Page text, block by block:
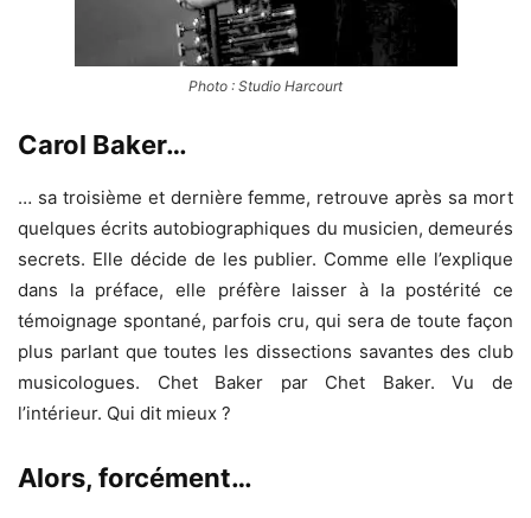
Photo : Studio Harcourt
Carol Baker…
… sa troisième et dernière femme, retrouve après sa mort
quelques écrits autobiographiques du musicien, demeurés
secrets. Elle décide de les publier. Comme elle l’explique
dans la préface, elle préfère laisser à la postérité ce
témoignage spontané, parfois cru, qui sera de toute façon
plus parlant que toutes les dissections savantes des club
musicologues. Chet Baker par Chet Baker. Vu de
l’intérieur. Qui dit mieux ?
Alors, forcément…